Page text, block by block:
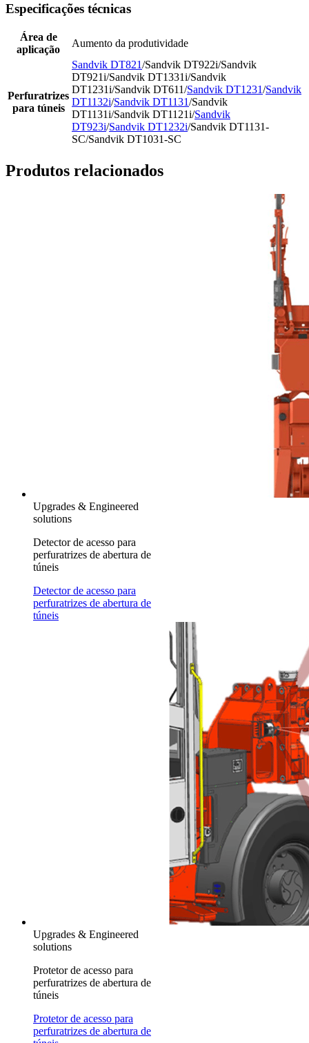
Especificações técnicas
Área de
aplicação
Aumento da produtividade
Perfuratrizes
para túneis
Sandvik DT821/Sandvik DT922i/Sandvik
DT921i/Sandvik DT1331i/Sandvik
DT1231i/Sandvik DT611/Sandvik DT1231/Sandvik
DT1132i/Sandvik DT1131/Sandvik
DT1131i/Sandvik DT1121i/Sandvik
DT923i/Sandvik DT1232i/Sandvik DT1131-
SC/Sandvik DT1031-SC
Produtos relacionados
Upgrades & Engineered
solutions
Detector de acesso para
perfuratrizes de abertura de
túneis
Detector de acesso para
perfuratrizes de abertura de
túneis
Upgrades & Engineered
solutions
Protetor de acesso para
perfuratrizes de abertura de
túneis
Protetor de acesso para
perfuratrizes de abertura de